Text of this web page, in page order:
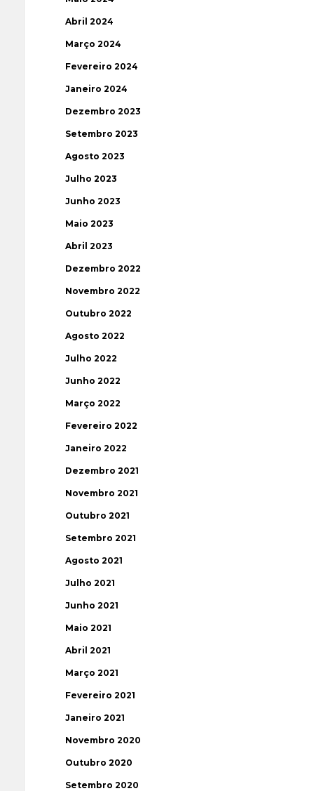
Abril 2024
Março 2024
Fevereiro 2024
Janeiro 2024
Dezembro 2023
Setembro 2023
Agosto 2023
Julho 2023
Junho 2023
Maio 2023
Abril 2023
Dezembro 2022
Novembro 2022
Outubro 2022
Agosto 2022
Julho 2022
Junho 2022
Março 2022
Fevereiro 2022
Janeiro 2022
Dezembro 2021
Novembro 2021
Outubro 2021
Setembro 2021
Agosto 2021
Julho 2021
Junho 2021
Maio 2021
Abril 2021
Março 2021
Fevereiro 2021
Janeiro 2021
Novembro 2020
Outubro 2020
Setembro 2020